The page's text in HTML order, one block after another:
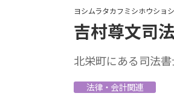
ヨシムラタカフミシホウショ
吉村尊文司
北栄町にある司法
法律・会計関連